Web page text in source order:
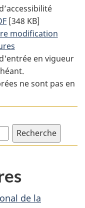
Texte
complet
:
Loi
sur
le
urbain
la
[348 KB]
modification
en vigueur
ne sont pas en
de la